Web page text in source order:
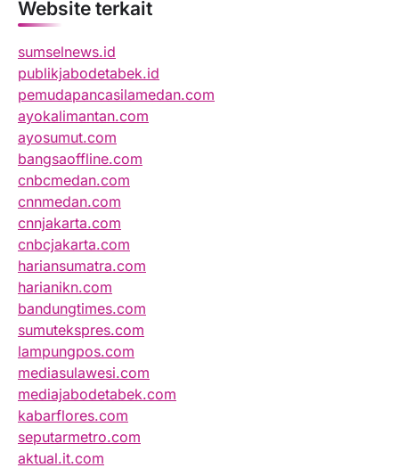
Website terkait
sumselnews.id
publikjabodetabek.id
pemudapancasilamedan.com
ayokalimantan.com
ayosumut.com
bangsaoffline.com
cnbcmedan.com
cnnmedan.com
cnnjakarta.com
cnbcjakarta.com
hariansumatra.com
harianikn.com
bandungtimes.com
sumutekspres.com
lampungpos.com
mediasulawesi.com
mediajabodetabek.com
kabarflores.com
seputarmetro.com
aktual.it.com